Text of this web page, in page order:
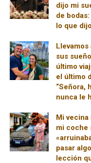
dijo mi
de
lo que
sus
último
el último
“Señora,
nunca le
Mi
mi coche
pasar
lección